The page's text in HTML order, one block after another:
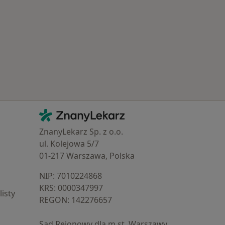
Kontakt
ZnanyLekarz - Strona główna
ZnanyLekarz Sp. z o.o.
ul. Kolejowa 5/7
01-217 Warszawa, Polska
NIP: ⁠7010224868
KRS: ⁠0000347997
REGON: ⁠142276657